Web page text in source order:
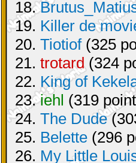
18.
19. Killer de
20. Tiotiof(325
21. trotard(324
22. King of
23.iehl (319
24. The Dude
25. Belette (296
26. My Little